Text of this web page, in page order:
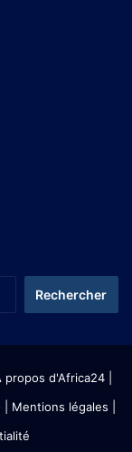
propos d'Africa24|
| Mentions légales